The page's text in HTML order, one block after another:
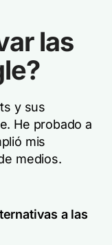
las
y sus
He probado a
mis
medios.
a las